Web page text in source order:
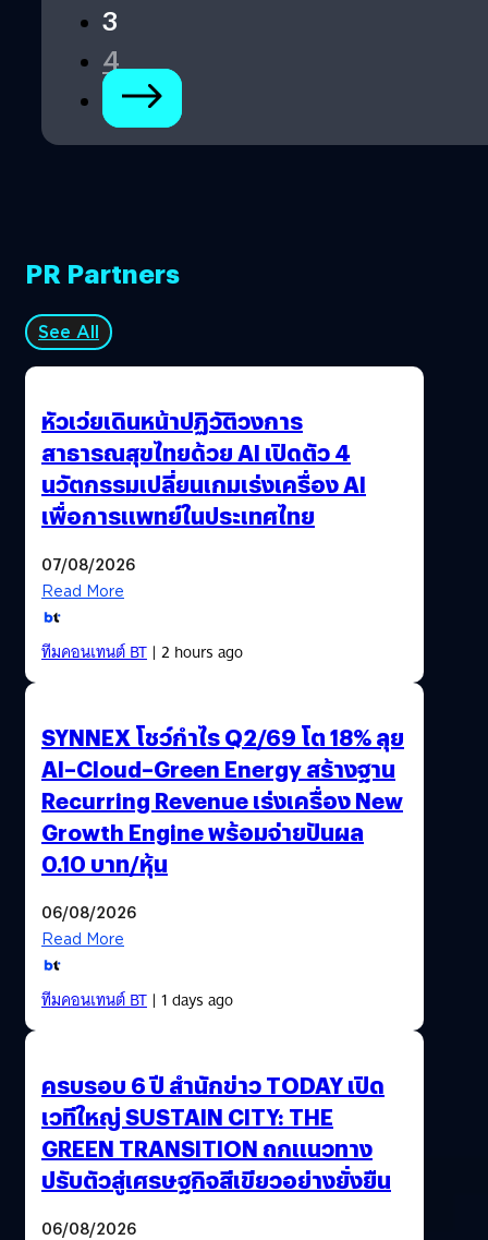
3
4
PR Partners
See All
หัวเว่ยเดินหน้าปฏิวัติวงการ
สาธารณสุขไทยด้วย AI เปิดตัว 4
นวัตกรรมเปลี่ยนเกมเร่งเครื่อง AI
เพื่อการแพทย์ในประเทศไทย
07/08/2026
Read More
ทีมคอนเทนต์ BT| 2 hours ago
SYNNEX โชว์กำไร Q2/69 โต 18% ลุย
AI–Cloud–Green Energy สร้างฐาน
Recurring Revenue เร่งเครื่อง New
Growth Engine พร้อมจ่ายปันผล
0.10 บาท/หุ้น
06/08/2026
Read More
ทีมคอนเทนต์ BT| 1 days ago
ครบรอบ 6 ปี สำนักข่าว TODAY เปิด
เวทีใหญ่ SUSTAIN CITY: THE
GREEN TRANSITION ถกแนวทาง
ปรับตัวสู่เศรษฐกิจสีเขียวอย่างยั่งยืน
06/08/2026